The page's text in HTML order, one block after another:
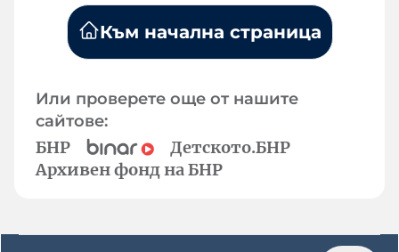
Към начална страница
Или проверете още от нашите
сайтове:
БНР
Детското.БНР
Архивен фонд на БНР